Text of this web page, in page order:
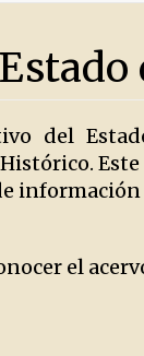
del
el